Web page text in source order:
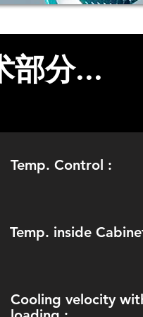
部分...
Temp. Control :
Temp. inside
Cooling velocity